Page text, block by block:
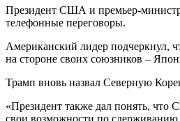
Президент США и премьер-
телефонные переговоры.
Американский лидер подчеркнул,
на стороне своих союзников –
Трамп вновь назвал Северную
«Президент также дал понять,
свои возможности по сдерживанию